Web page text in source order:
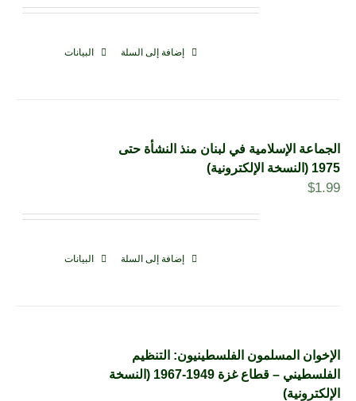
إضافة إلى السلة البيانات
الجماعة الإسلامية في لبنان منذ النشأة حتى
1975 (النسخة الإلكترونية)
$1.99
إضافة إلى السلة البيانات
الإخوان المسلمون الفلسطينيون: التنظيم
الفلسطيني – قطاع غزة 1949-1967 (النسخة
الإلكترونية)